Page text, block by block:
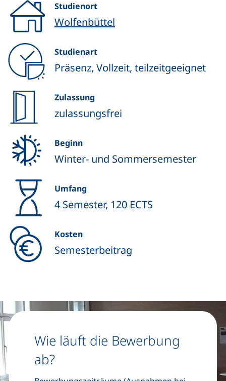
Studienort
Wolfenbüttel
Studienart
Präsenz, Vollzeit, teilzeitgeeignet
Zulassung
zulassungsfrei
Beginn
Winter- und Sommersemester
Umfang
4 Semester, 120 ECTS
Kosten
Semesterbeitrag
Wie läuft die Bewerbung
ab?